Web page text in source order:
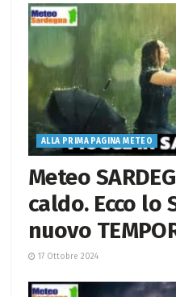
ALLA PRIMA PAGINA METEO
Meteo
caldo. Ecco lo
nuovo
17 Ottobre 2024